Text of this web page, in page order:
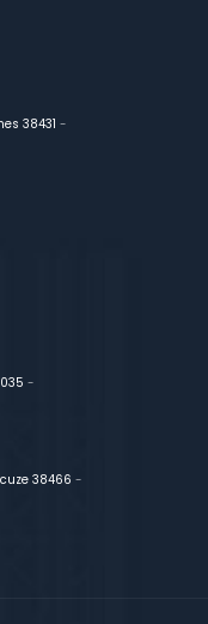
38431 -
-
38466 -